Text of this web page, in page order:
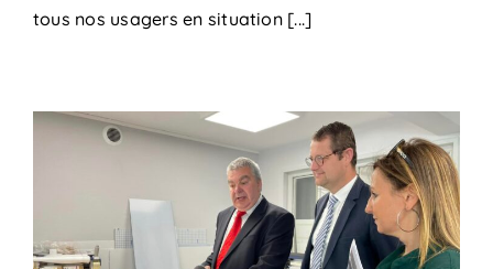
tous nos usagers en situation [...]